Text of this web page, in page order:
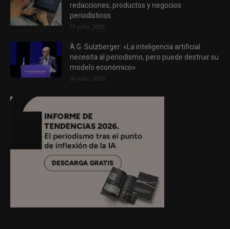
redacciones, productos y negocios
periodísticos
31 julio, 2026
A.G. Sulzberger: «La inteligencia artificial
necesita al periodismo, pero puede destruir su
modelo económico»
30 julio, 2026